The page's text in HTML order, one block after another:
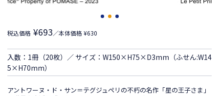
税込価格 ¥693／本体価格 ¥630
入数：1冊（20枚）／ サイズ：W150×H75×D3mm（ふせん:W14
5×H70mm）
アントワーヌ・ド・サン＝テグジュペリの不朽の名作「星の王子さま」